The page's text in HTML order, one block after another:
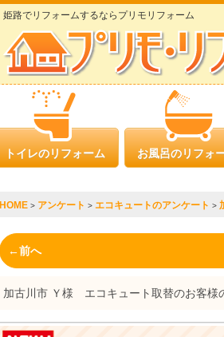
姫路でリフォームするならプリモリフォーム
トイレのリフォーム お風呂のリフォ
HOME > アンケート > エコキュートのアンケート >
←前へ
加古川市 Ｙ様 エコキュート取替のお客様